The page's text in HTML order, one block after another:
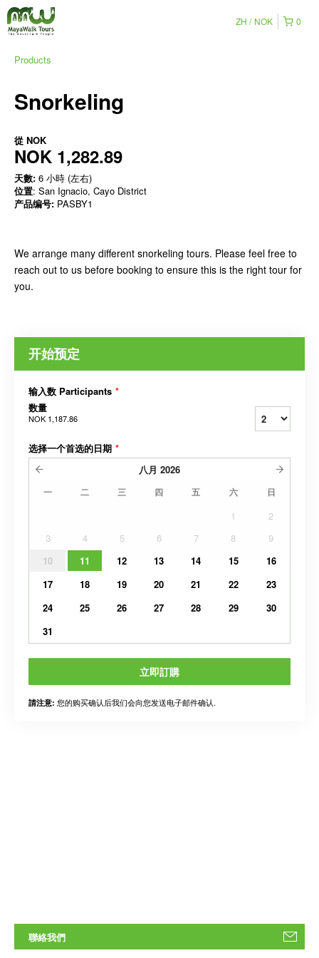
0
ZH NOK
Products
Snorkeling
從 NOK
NOK 1,282.89
天數: 6 小時 (左右)
位置: San Ignacio, Cayo District
产品编号: PASBY1
We arrange many different snorkeling tours. Please feel free to
reach out to us before booking to ensure this is the right tour for
you.
开始预定
输入数 Participants *
数量
NOK 1,187.86
选择一个首选的日期 *
八月 2026
一 二 三 四 五 六 日
1
2
3
4 5 6 7 8
9
10
11 12 13 14 15
16
17
18 19 20 21 22
23
24
25 26 27 28 29
30
31
立即訂購
請注意: 您的购买确认后我们会向您发送电子邮件确认.
聯絡我們